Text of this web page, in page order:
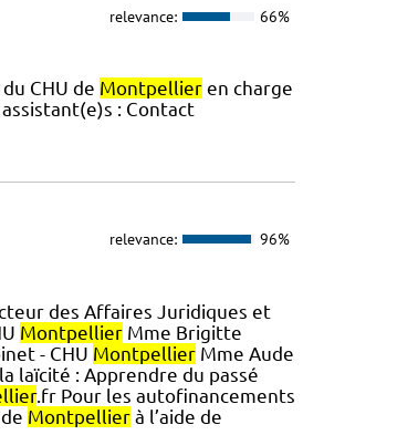
relevance: 66%
CHU de Montpellieren charge
: Contact
relevance: 96%
des Affaires Juridiques et
MontpellierMme Brigitte
- CHU MontpellierMme Aude
laïcité : Apprendre du passé
.fr Pour les autofinancements
Montpellierà l’aide de